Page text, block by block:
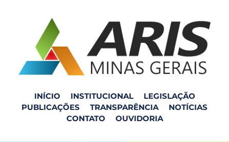
INÍCIO INSTITUCIONAL
LEGISLAÇÃO
PUBLICAÇÕES
TRANSPARÊNCIA
NOTÍCIAS
CONTATO
OUVIDORIA
Reunião SMRS –